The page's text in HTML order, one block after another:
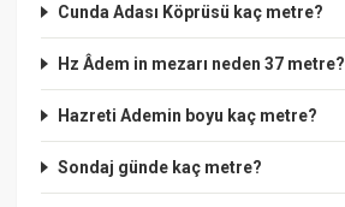
Cunda Adası Köprüsü kaç metre?
Hz Âdem in mezarı neden 37 metre?
Hazreti Ademin boyu kaç metre?
Sondaj günde kaç metre?